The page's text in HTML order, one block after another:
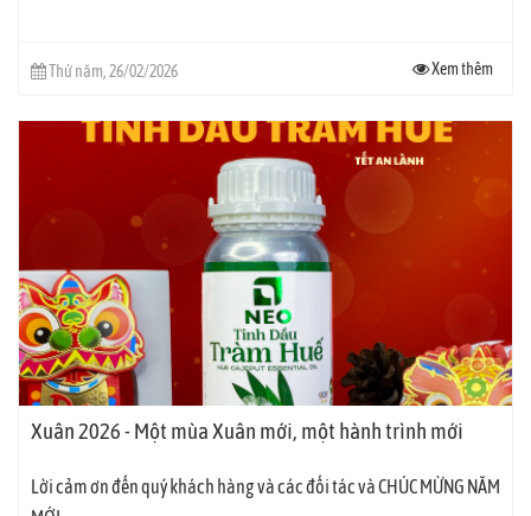
Thứ năm, 26/02/2026 Xem thêm
Xuân 2026 - Một mùa Xuân mới, một hành trình mới
Lời cảm ơn đến quý khách hàng và các đối tác và CHÚC MỪNG NĂM